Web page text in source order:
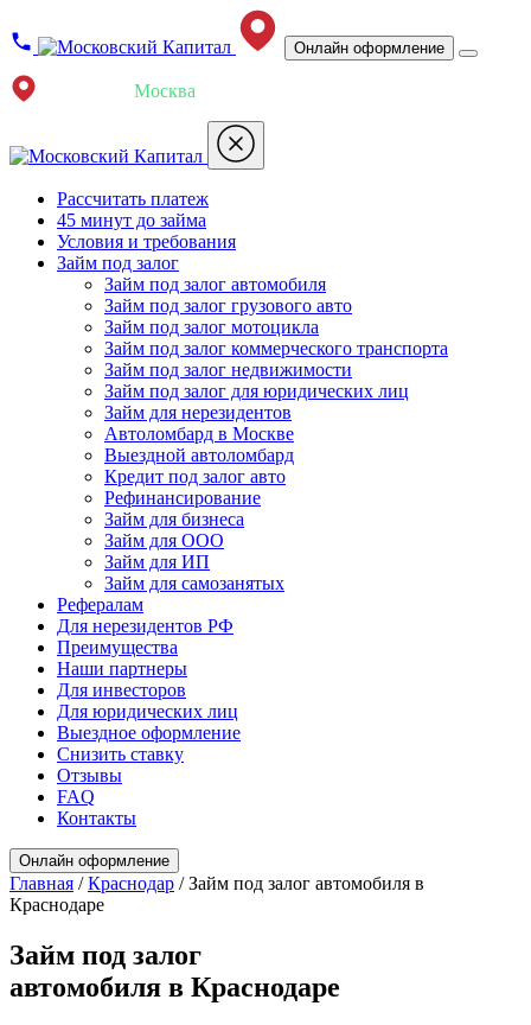
Онлайн оформление
Москва
Рассчитать платеж
45 минут до займа
Условия и требования
Займ под залог
Займ под залог автомобиля
Займ под залог грузового авто
Займ под залог мотоцикла
Займ под залог коммерческого транспорта
Займ под залог недвижимости
Займ под залог для юридических лиц
Займ для нерезидентов
Автоломбард в Москве
Выездной автоломбард
Кредит под залог авто
Рефинансирование
Займ для бизнеса
Займ для ООО
Займ для ИП
Займ для самозанятых
Рефералам
Для нерезидентов РФ
Преимущества
Наши партнеры
Для инвесторов
Для юридических лиц
Выездное оформление
Снизить ставку
Отзывы
FAQ
Контакты
Онлайн оформление
Главная / Краснодар / Займ под залог автомобиля в
Краснодаре
Займ под залог
автомобиля в Краснодаре